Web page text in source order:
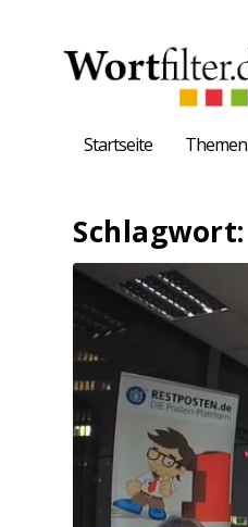
Startseite Themen
Schlagwort: